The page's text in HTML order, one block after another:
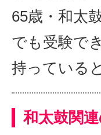
65歳・和太
でも受験で
持っている
和太鼓関